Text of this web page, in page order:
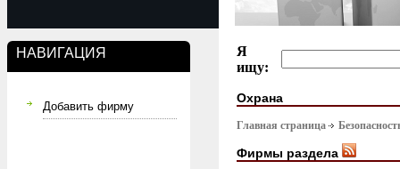
НАВИГАЦИЯ
Добавить фирму
Я
ищу:
Охрана
Главная страница
Фирмы раздела